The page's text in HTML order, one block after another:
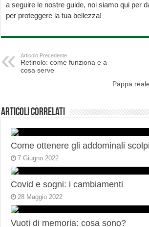
a seguire le nostre guide, noi siamo qui per
per proteggere la tua bellezza!
Articolo Precedente
Retinolo: come funziona e a
cosa serve
Pappa
Articoli correlati
Come ottenere gli addominali
7 Giugno 2022
Covid e sogni: i cambiamenti
28 Maggio 2022
Vuoti di memoria: cosa sono?